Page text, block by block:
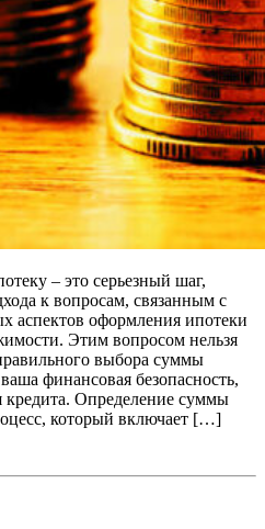
– это серьезный шаг,
к вопросам, связанным с
оформления ипотеки
Этим вопросом нельзя
выбора суммы
финансовая безопасность,
кредита. Определение суммы
который включает […]